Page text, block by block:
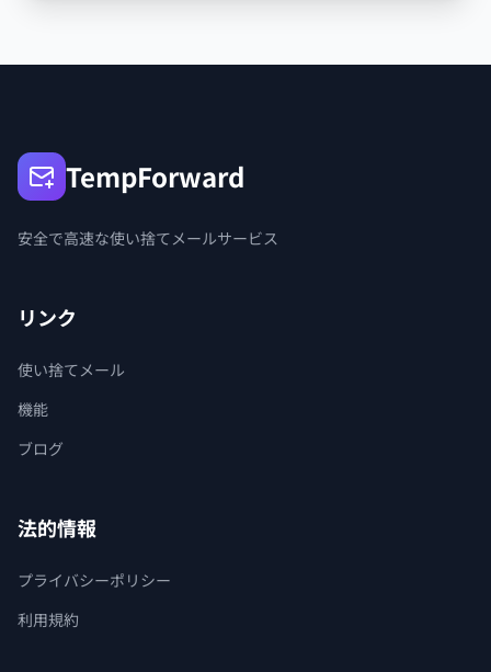
TempForward
安全で高速な使い捨てメールサービス
リンク
使い捨てメール
機能
ブログ
法的情報
プライバシーポリシー
利用規約